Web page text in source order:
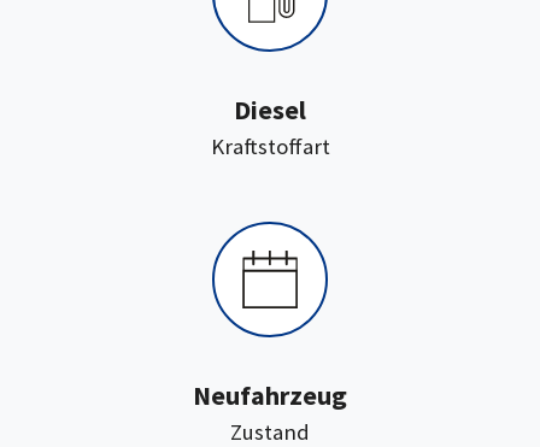
Kraftstoffart:
Diesel
Zustand
Neufahrzeug